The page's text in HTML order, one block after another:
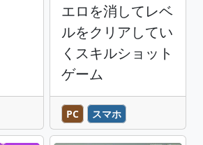
エロを消してレベ
ルをクリアしてい
くスキルショット
ゲーム
PC スマホ